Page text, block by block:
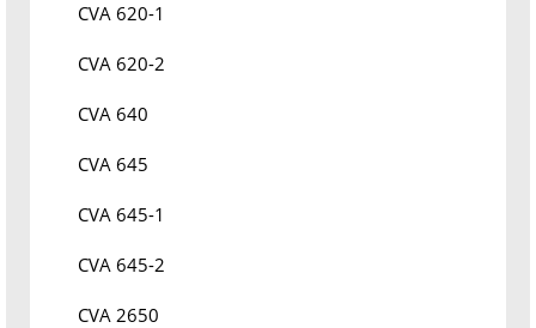
CVA 620-1
CVA 620-2
CVA 640
CVA 645
CVA 645-1
CVA 645-2
CVA 2650